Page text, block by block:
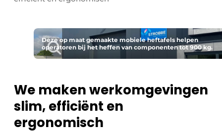
Home
Meest gelezen
Podcasts
Privacy / Cookie statement
Vacature aanmelden
Deze op maat gemaakte mobiele heftafels helpen
operatoren bij het heffen van componenten tot 900 kg.
We maken werkomgevingen
slim, efficiënt en
ergonomisch